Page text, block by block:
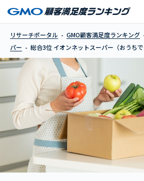
リサーチポータル GMO顧客満足度ランキング
パー
総合3位 イオンネットスーパー（おうちで